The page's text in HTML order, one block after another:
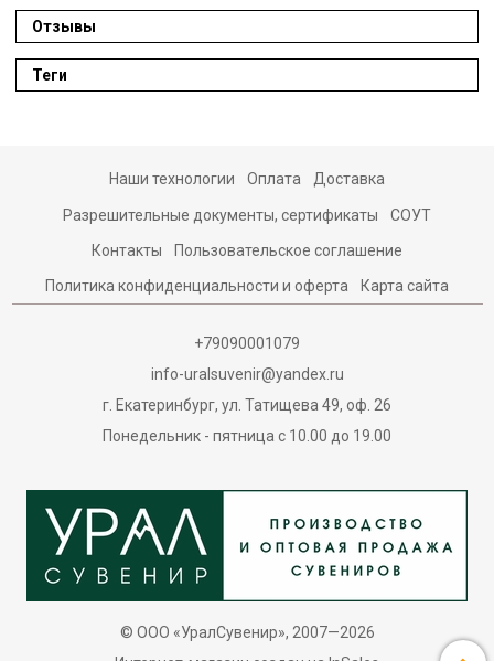
Отзывы
Теги
Наши технологии Оплата Доставка
Разрешительные документы, сертификаты СОУТ
Контакты Пользовательское соглашение
Политика конфиденциальности и оферта Карта сайта
+79090001079
info-uralsuvenir@yandex.ru
г. Екатеринбург, ул. Татищева 49, оф. 26
Понедельник - пятница с 10.00 до 19.00
© ООО «УралСувенир», 2007—2026